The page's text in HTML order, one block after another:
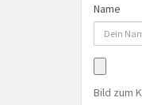
Name
Bild zum